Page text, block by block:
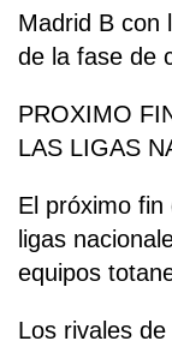
Madrid B con
de la fase de
PROXIMO
LAS LIGAS
El próximo
ligas
equipos
Los rivales